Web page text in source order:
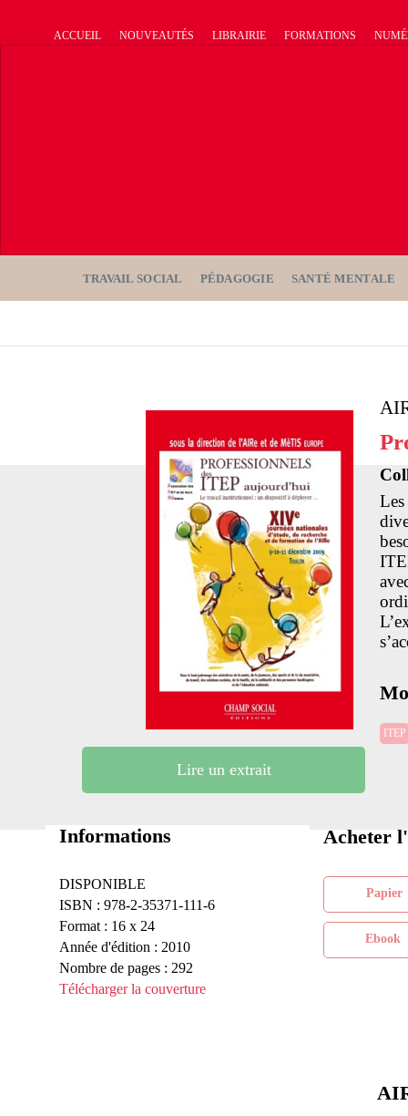
ACCUEIL NOUVEAUTÉS LIBRAIRIE FORMATIONS
TRAVAIL SOCIAL PÉDAGOGIE SANTÉ MENTALE
Lire un extrait
ITEP
Informations
DISPONIBLE
ISBN : 978-2-35371-111-6
Format : 16 x 24
Année d'édition : 2010
Nombre de pages : 292
Télécharger la couverture
Acheter